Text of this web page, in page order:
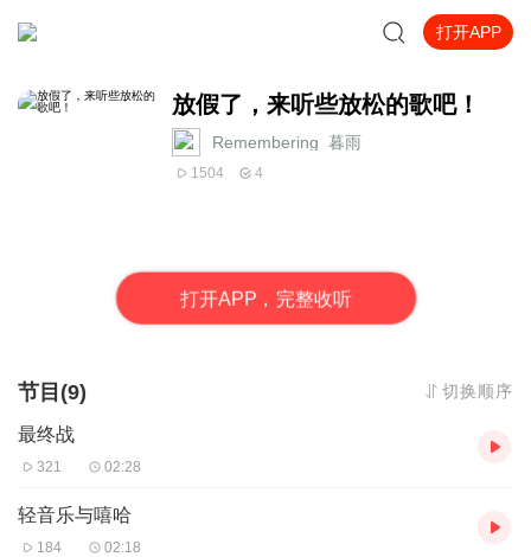
打开APP
放假了，来听些放松的歌吧！
Remembering_暮雨_
1504 4
打开APP，完整收听
节目(9) 切换顺序
最终战
321 02:28
轻音乐与嘻哈
184 02:18